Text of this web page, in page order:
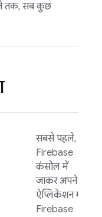
तक, सब कुछ
सबसे पहले,
Firebase
कंसोल में
जाकर अपने
ऐप्लिकेशन में
Firebase